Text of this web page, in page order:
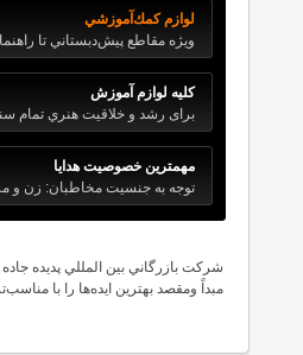
Lorem ipsum dolor sit amet,
tempor incididunt ut labore et
veniam, quis nostrud exercitation ...
لوازم كمك‌آموزشي
ويژه مقاطع پيش‌دبستاني تا
كليه لوازم آموزش
برای رشد و خلاقيت هنري تمام
مهمترين خصوصيت هدايا
توجه به جنسيت مخاطبان: زن و
شركت بازرگاني بين المللي پديده
مبداً ومقصد بهترين ايده‌ها را با